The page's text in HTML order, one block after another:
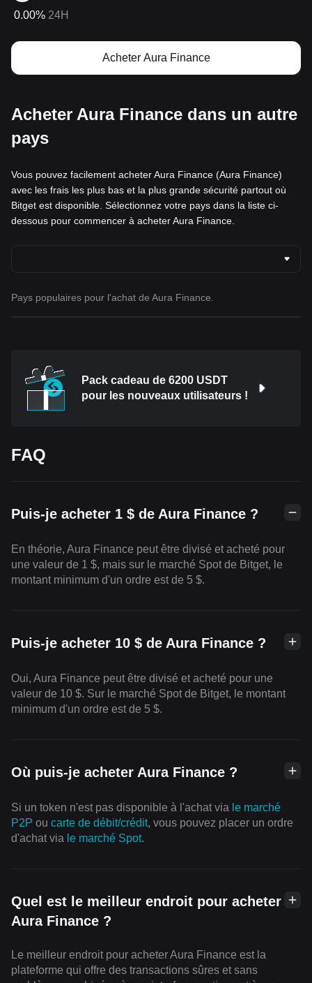
0.00% 24H
Acheter Aura Finance
Acheter Aura Finance dans un autre
pays
Vous pouvez facilement acheter Aura Finance (Aura Finance)
avec les frais les plus bas et la plus grande sécurité partout où
Bitget est disponible. Sélectionnez votre pays dans la liste ci-
dessous pour commencer à acheter Aura Finance.
Pays populaires pour l'achat de Aura Finance.
Pack cadeau de 6200 USDT
pour les nouveaux utilisateurs !
FAQ
Puis-je acheter 1 $ de Aura Finance ?
En théorie, Aura Finance peut être divisé et acheté pour
une valeur de 1 $, mais sur le marché Spot de Bitget, le
montant minimum d'un ordre est de 5 $.
Puis-je acheter 10 $ de Aura Finance ?
Oui, Aura Finance peut être divisé et acheté pour une
valeur de 10 $. Sur le marché Spot de Bitget, le montant
minimum d'un ordre est de 5 $.
Où puis-je acheter Aura Finance ?
Si un token n'est pas disponible à l'achat via le marché
P2P ou carte de débit/crédit, vous pouvez placer un ordre
d'achat via le marché Spot.
Quel est le meilleur endroit pour acheter
Aura Finance ?
Le meilleur endroit pour acheter Aura Finance est la
plateforme qui offre des transactions sûres et sans